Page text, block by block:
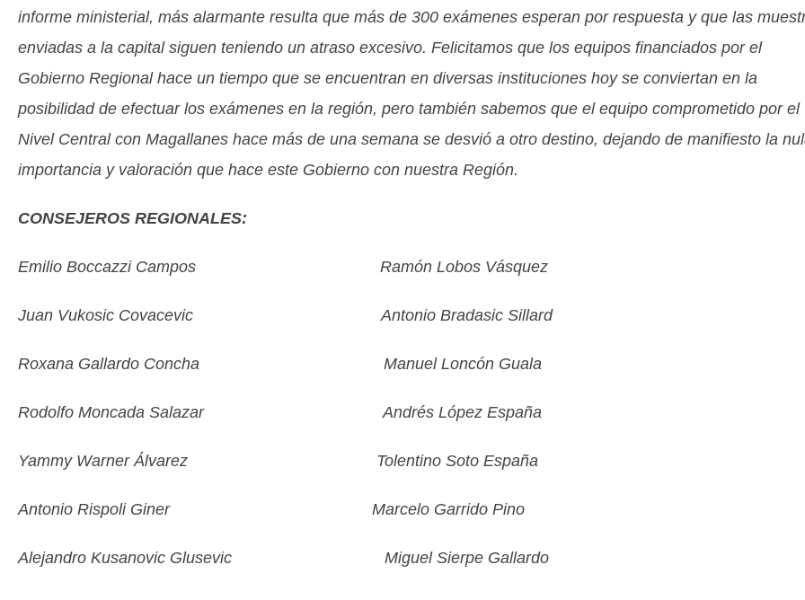
informe ministerial, más alarmante resulta que más de 300 exámenes esperan por respuesta y que las
enviadas a la capital siguen teniendo un atraso excesivo. Felicitamos que los equipos financiados por el
Gobierno Regional hace un tiempo que se encuentran en diversas instituciones hoy se conviertan en la
posibilidad de efectuar los exámenes en la región, pero también sabemos que el equipo comprometido por el
Nivel Central con Magallanes hace más de una semana se desvió a otro destino, dejando de manifiesto la
importancia y valoración que hace este Gobierno con nuestra Región.
CONSEJEROS REGIONALES:
Emilio Boccazzi Campos Ramón Lobos Vásquez
Juan Vukosic Covacevic Antonio Bradasic Sillard
Roxana Gallardo Concha Manuel Loncón Guala
Rodolfo Moncada Salazar Andrés López España
Yammy Warner Álvarez Tolentino Soto España
Antonio Rispoli Giner Marcelo Garrido Pino
Alejandro Kusanovic Glusevic Miguel Sierpe Gallardo